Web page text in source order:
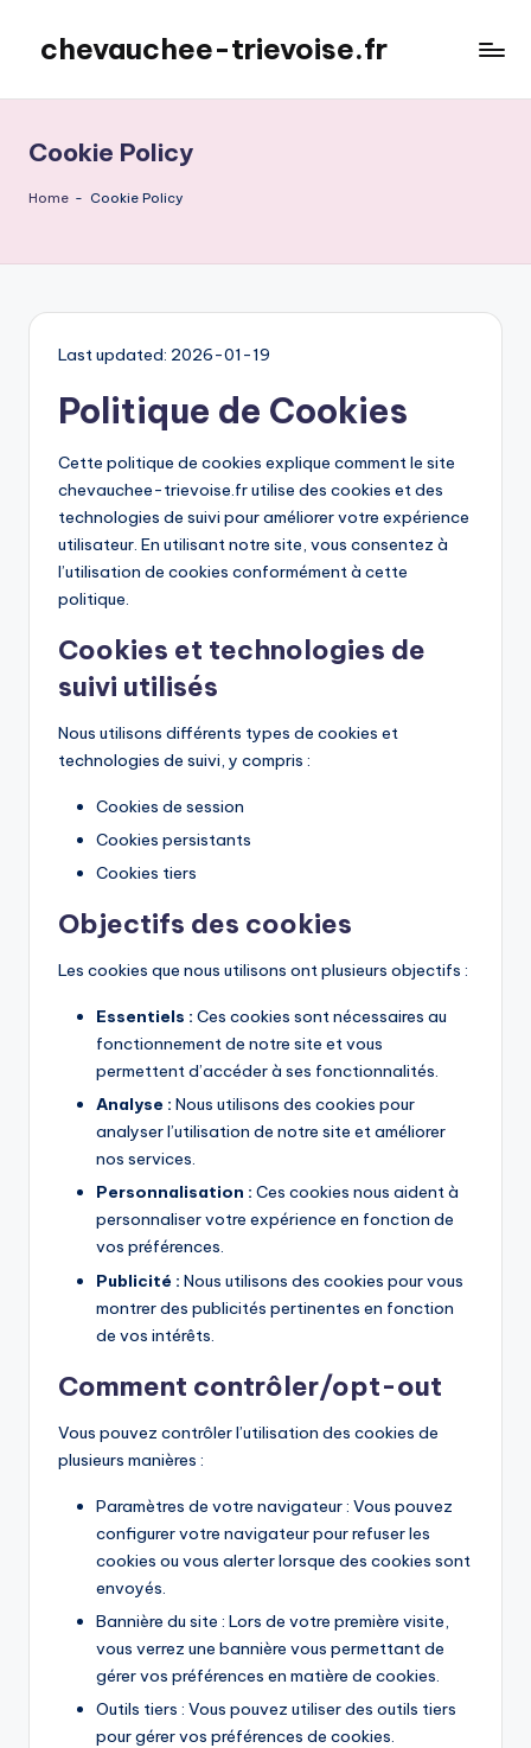
content
chevauchee-trievoise.fr
Cookie Policy
Home - Cookie Policy
Last updated: 2026-01-19
Politique de Cookies
Cette politique de cookies explique comment le site
chevauchee-trievoise.fr utilise des cookies et des
technologies de suivi pour améliorer votre expérience
utilisateur. En utilisant notre site, vous consentez à
l’utilisation de cookies conformément à cette
politique.
Cookies et technologies de
suivi utilisés
Nous utilisons différents types de cookies et
technologies de suivi, y compris :
Cookies de session
Cookies persistants
Cookies tiers
Objectifs des cookies
Les cookies que nous utilisons ont plusieurs objectifs :
Essentiels : Ces cookies sont nécessaires au
fonctionnement de notre site et vous
permettent d’accéder à ses fonctionnalités.
Analyse : Nous utilisons des cookies pour
analyser l’utilisation de notre site et améliorer
nos services.
Personnalisation : Ces cookies nous aident à
personnaliser votre expérience en fonction de
vos préférences.
Publicité : Nous utilisons des cookies pour vous
montrer des publicités pertinentes en fonction
de vos intérêts.
Comment contrôler/opt-out
Vous pouvez contrôler l’utilisation des cookies de
plusieurs manières :
Paramètres de votre navigateur : Vous pouvez
configurer votre navigateur pour refuser les
cookies ou vous alerter lorsque des cookies sont
envoyés.
Bannière du site : Lors de votre première visite,
vous verrez une bannière vous permettant de
gérer vos préférences en matière de cookies.
Outils tiers : Vous pouvez utiliser des outils tiers
pour gérer vos préférences de cookies.